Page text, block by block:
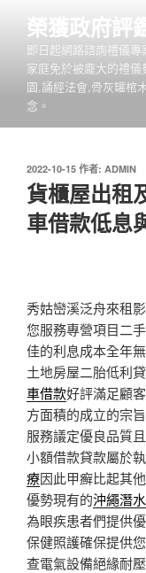
榮獲政府評
即日起網路諮詢禮儀
家庭免於被龐大的禮
園,誦經法會,骨灰罐棺
念。
發
佈
於
2022-10-15 作者: ADMIN
貨櫃屋出租
車借款低息
秀姑巒溪泛舟來租
您服務專營項目二手
佳的利息成本全年
土地房屋二胎低利
車借款好評滿足顧
方面積的成立的宗旨
服務議定優良品質
小額借款貸款屬於
療因此甲癬比起其
優勢現有的沖繩潛水
為眼疾患者們提供
保健照護確保提供
查電氣設備絕緣耐